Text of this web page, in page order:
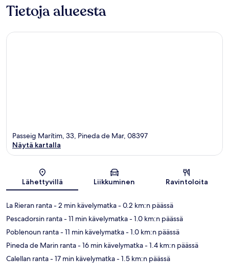
Tietoja alueesta
Kartta
Passeig Marítim, 33, Pineda de Mar, 08397
Näytä kartalla
Lähettyvillä Liikkuminen Ravintoloita
La Rieran ranta- 2 min kävelymatka- 0.2 km:n päässä
Pescadorsin ranta- 11 min kävelymatka- 1.0 km:n päässä
Poblenoun ranta- 11 min kävelymatka- 1.0 km:n päässä
Pineda de Marin ranta- 16 min kävelymatka- 1.4 km:n päässä
Calellan ranta- 17 min kävelymatka- 1.5 km:n päässä